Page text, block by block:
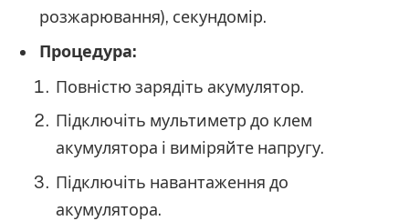
розжарювання), секундомір.
Процедура:
Повністю зарядіть акумулятор.
Підключіть мультиметр до клем
акумулятора і виміряйте напругу.
Підключіть навантаження до
акумулятора.